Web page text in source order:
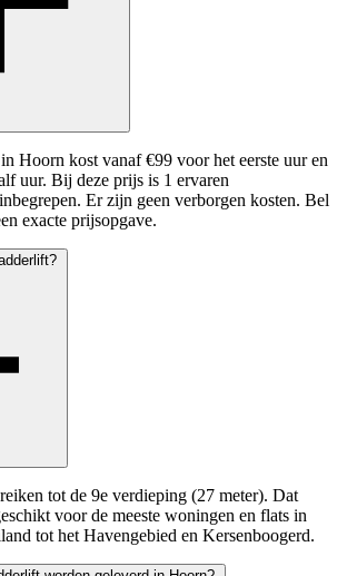
Hoorn kost vanaf €99 voor het eerste uur en
uur. Bij deze prijs is 1 ervaren
Er zijn geen verborgen kosten. Bel
exacte prijsopgave.
tot de 9e verdieping (27 meter). Dat
voor de meeste woningen en flats in
tot het Havengebied en Kersenboogerd.